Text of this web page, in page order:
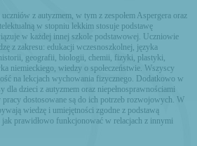
z autyzmem, w tym z zespołem Aspergera oraz
w stopniu lekkim stosuje podstawę
w każdej innej szkole podstawowej. Uczniowie
z zakresu: edukacji wczesnoszkolnej, języka
geografii, biologii, chemii, fizyki, plastyki,
niemieckiego, wiedzy o społeczeństwie. Wszyscy
na lekcjach wychowania fizycznego. Dodatkowo w
dla dzieci z autyzmem oraz niepełnosprawnościami
dostosowane są do ich potrzeb rozwojowych. W
wiedzę i umiejętności zgodne z podstawą
jak prawidłowo funkcjonować w relacjach z innymi